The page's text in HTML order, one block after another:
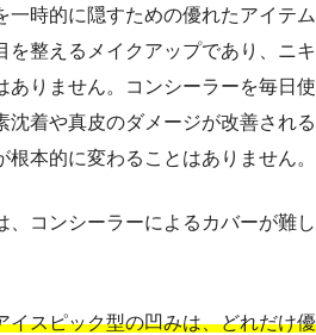
一時的に隠すための優れたアイテム
を整えるメイクアップであり、ニキ
ありません。コンシーラーを毎日使
沈着や真皮のダメージが改善される
本的に変わることはありません。
、コンシーラーによるカバーが難し
イスピック型の凹みは、どれだけ優